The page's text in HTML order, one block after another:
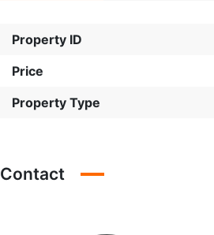
Property ID
Price
Property Type
Contact